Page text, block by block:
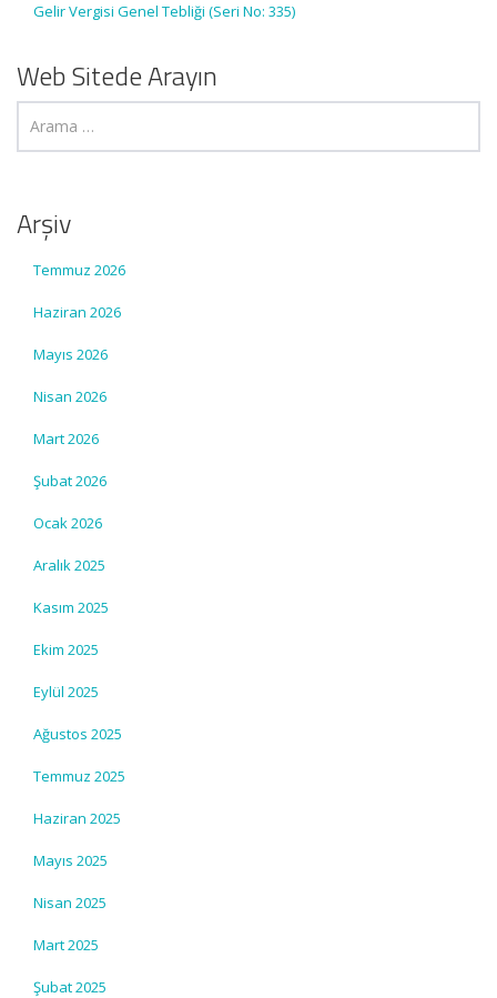
Gelir Vergisi Genel Tebliği (Seri No: 335)
Web Sitede Arayın
Arşiv
Temmuz 2026
Haziran 2026
Mayıs 2026
Nisan 2026
Mart 2026
Şubat 2026
Ocak 2026
Aralık 2025
Kasım 2025
Ekim 2025
Eylül 2025
Ağustos 2025
Temmuz 2025
Haziran 2025
Mayıs 2025
Nisan 2025
Mart 2025
Şubat 2025